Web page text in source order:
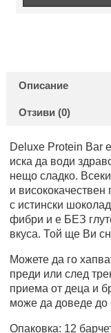
Описание
Отзиви (0)
Deluxe Protein Bar
иска да води
нещо сладко.
и
с истински
фибри и е БЕЗ
вкуса. Той ще Ви
Можете да го
преди или след
приема от деца и
може да доведе до
Опаковка: 12